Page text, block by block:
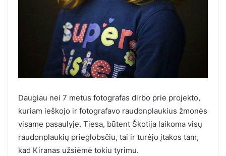
Daugiau nei 7 metus fotografas dirbo prie projekto,
kuriam ieškojo ir fotografavo raudonplaukius žmonės
visame pasaulyje. Tiesa, būtent Škotija laikoma visų
raudonplaukių prieglobsčiu, tai ir turėjo įtakos tam,
kad Kiranas užsiėmė tokiu tyrimu.